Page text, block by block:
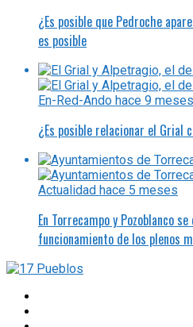
¿Es posible que Pedroche
es posible
En-Red-Ando hace 9 meses
¿Es posible relacionar el Grial
Actualidad hace 5 meses
En Torrecampo y Pozoblanco
funcionamiento de los plenos